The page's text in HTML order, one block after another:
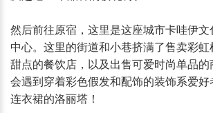
然后前往原宿，这里是这座城市卡哇伊文
中心。这里的街道和小巷挤满了售卖彩
甜点的餐饮店，以及出售可爱时尚单品
会遇到穿着彩色假发和配饰的装饰系爱
连衣裙的洛丽塔！